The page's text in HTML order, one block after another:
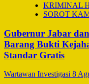
KRIMINAL
SOROT
Gubernur Jabar
Barang Bukti
Standar Gratis
Wartawan Investigasi 8